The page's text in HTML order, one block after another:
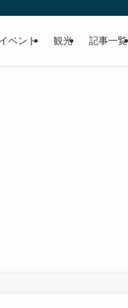
ベント 観光 記事一覧